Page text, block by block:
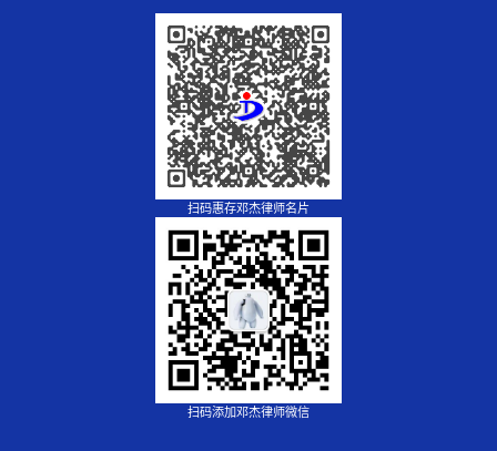
扫码惠存邓杰律师名片
扫码添加邓杰律师微信